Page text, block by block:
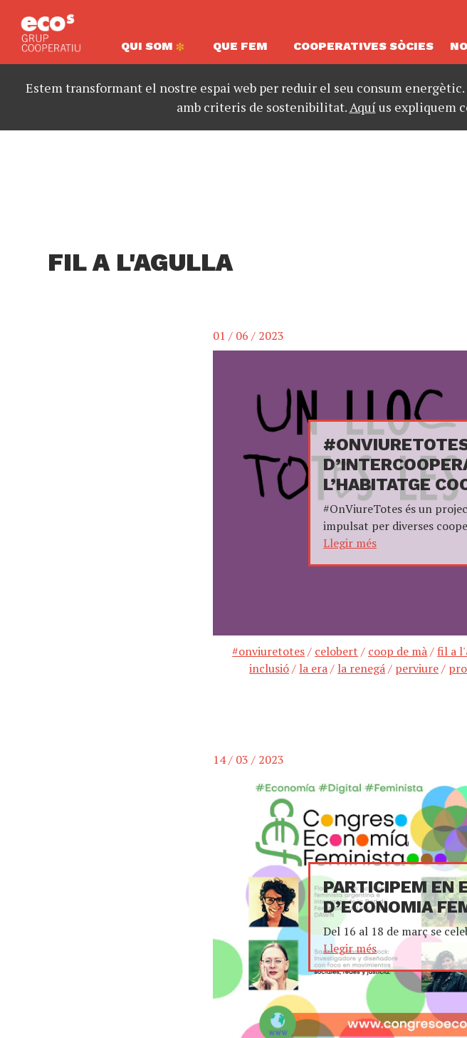
QUI SOM QUE FEM COOPERATIVES SÒCIES
Estem transformant el nostre espai web per reduir el seu consum
amb criteris de sostenibilitat.Aquíus expliquem
FIL A L'AGULLA
01 / 06 / 2023
L’HABITATGE
#OnViureTotes és un
impulsat per diverses
Llegir més
#onviuretotes/ celobert / coop de mà/fil a
inclusió/ la era/ la renegá/ perviure/
14 / 03 / 2023
PARTICIPEM EN
D’ECONOMIA
Del 16 al 18 de març se
Llegir més